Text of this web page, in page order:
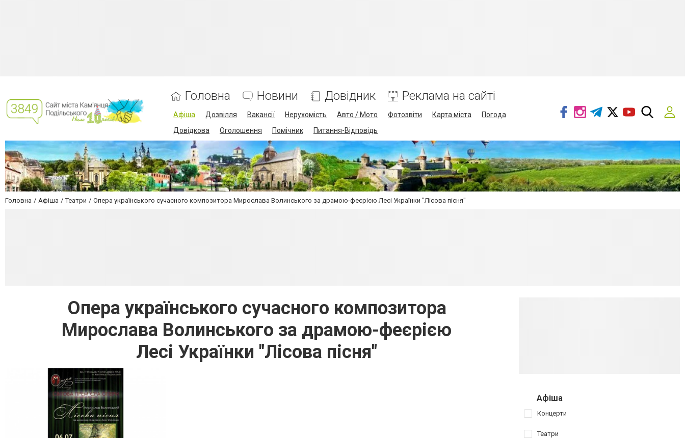
Головна Новини Довідник Реклама на сайті
Афіша Дозвілля Вакансії Нерухомість Авто / Мото Фотозвіти Карта міста
Погода
Довідкова
Оголошення Помічник Питання-Відповідь
Головна Афіша Театри Опера українського сучасного композитора Мирослава Волинського за драмою-феєрією Лесі Українки "Лісова пісня"
Опера українського сучасного композитора
Мирослава Волинського за драмою-феєрією
Лесі Українки "Лісова пісня"
Афіша
Концерти
Театри